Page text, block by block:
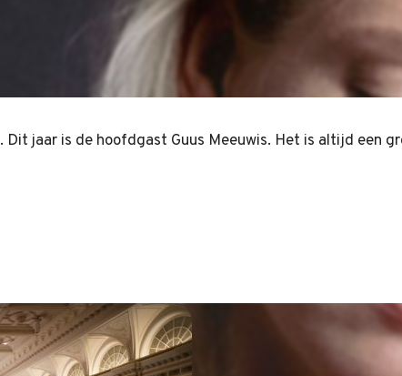
jaar is de hoofdgast Guus Meeuwis. Het is altijd een